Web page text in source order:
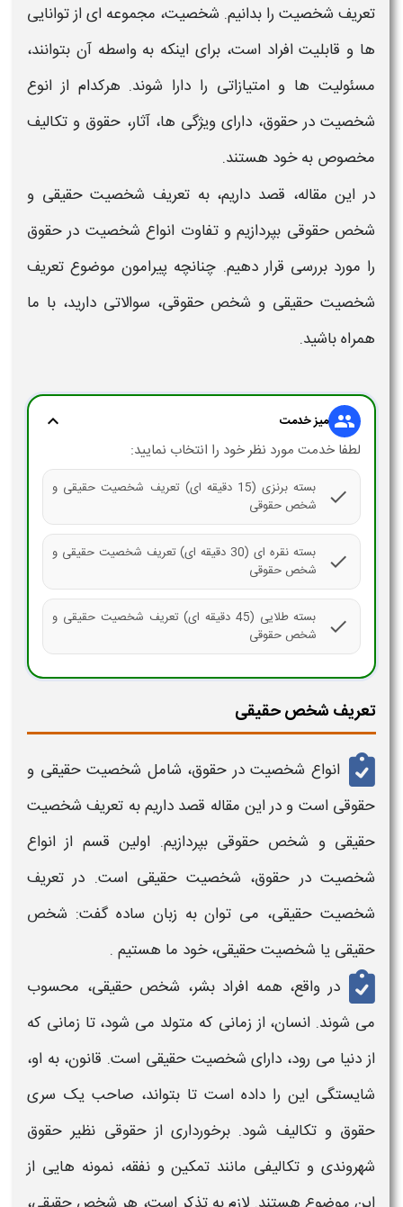
تعریف شخصیت را بدانیم. شخصیت، مجموعه ای از توانایی
ها و قابلیت افراد است، برای اینکه به واسطه آن بتوانند،
مسئولیت ها و امتیازاتی را دارا شوند. هرکدام ازانوع
شخصیت در حقوق، دارای ویژگی ها، آثار، حقوق و تکالیف
مخصوص به خود هستند.
در این مقاله، قصد داریم، به تعریف شخصیت حقیقی و
شخص حقوقی بپردازیم و تفاوت انواع شخصیت در حقوق
را مورد بررسی قرار دهیم. چنانچه پیرامون موضوع تعریف
شخصیت حقیقی و شخص حقوقی، سوالاتی دارید، با ما
همراه باشید.
group میز خدمت expand_more
لطفا خدمت مورد نظر خود را انتخاب نمایید:
check
بسته برنزی (15 دقیقه ای) تعریف شخصیت حقیقی و
شخص حقوقی
check
بسته نقره ای (30 دقیقه ای) تعریف شخصیت حقیقی و
شخص حقوقی
check
بسته طلایی (45 دقیقه ای) تعریف شخصیت حقیقی و
شخص حقوقی
تعریف شخص حقیقی
انواع شخصیت در حقوق، شامل شخصیت حقیقی و
حقوقی است و در این مقاله قصد داریم به تعریف شخصیت
حقیقی و شخص حقوقیبپردازیم. اولین قسم ازانواع
شخصیت در حقوق، شخصیت حقیقی است. در تعریف
شخصیت حقیقی، می توان به زبان ساده گفت: شخص
حقیقی یا شخصیت حقیقی، خود ما هستیم .
در واقع، همه افراد بشر، شخص حقیقی، محسوب
می شوند. انسان، از زمانی که متولد می شود، تا زمانی که
از دنیا می رود، دارای شخصیت حقیقی است. قانون، به او،
شایستگی این را داده است تا بتواند، صاحب یک سری
حقوق و تکالیف شود. برخورداری ازحقوقی نظیر حقوق
شهروندی و تکالیفی مانند تمکین و نفقه، نمونه هایی از